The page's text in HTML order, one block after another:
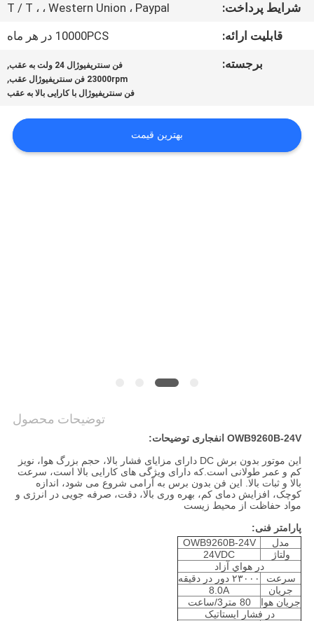
اخبار
نقشه
شرایط پرداخت:
T / T ، ، Western Union ، Paypal
قابلیت ارائه:
10000PCS در هر ماه
برجسته:
فن سنتریفیوژال 24 ولت به عقب ,
23000rpm فن سنتریفیوژال عقب ,
فن سنتریفیوژال با کارایی بالا به عقب
بهترین قیمت
توضیحات محصول
OWB9260B-24V انفجاری توضیحات:
این موتور بدون برش DC دارای مزایای فشار بالا، حجم بزرگ هوا، نویز
کم و عمر طولانی است.که دارای ویژگی های کارایی بالا است، سرعت
بالا و ثبات بالا. این فن بدون برس به آرامی شروع می شود، اندازه
کوچک، افزایش دمای کم، بهره وری بالا، دقت، صرفه جویی در انرژی و
مواد حفاظت از محیط زیست
پارامتر فنی:
مدل
OWB9260B-24V
ولتاژ
24VDC
در هواي آزاد
سرعت
۲۳۰۰۰ دور در دقیقه
جریان
8.0A
جریان هوا
80 متر3/ساعت
در فشار ایستاتیک